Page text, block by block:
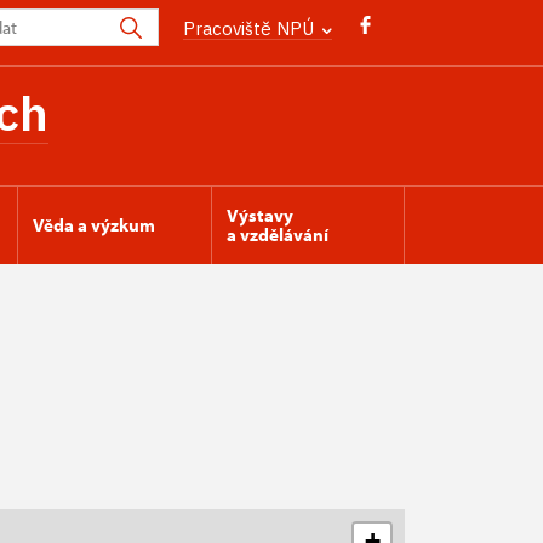
Pracoviště NPÚ
Věda a výzkum
Výstavy
a vzdělávání